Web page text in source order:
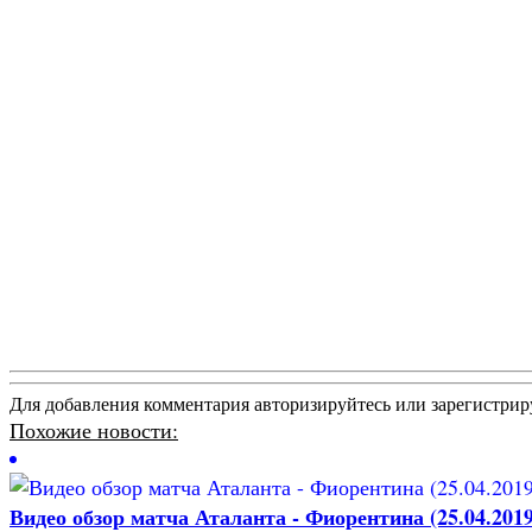
Для добавления комментария авторизируйтесь или
Похожие новости:
Видео обзор матча Аталанта - Фиорентина